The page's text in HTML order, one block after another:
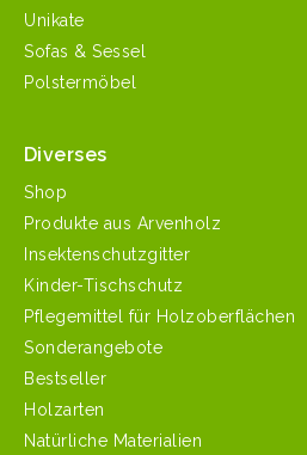
Unikate
Sofas & Sessel
Polstermöbel
Diverses
Shop
Produkte aus Arvenholz
Insektenschutzgitter
Kinder-Tischschutz
Pflegemittel für Holzoberflächen
Sonderangebote
Bestseller
Holzarten
Natürliche Materialien